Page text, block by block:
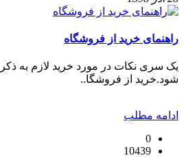
راهنمای خرید از فروشگاه
یک سری نکات در مورد خرید لازم به
شود.خرید از فروشگا..
ادامه مطلب
0
10439